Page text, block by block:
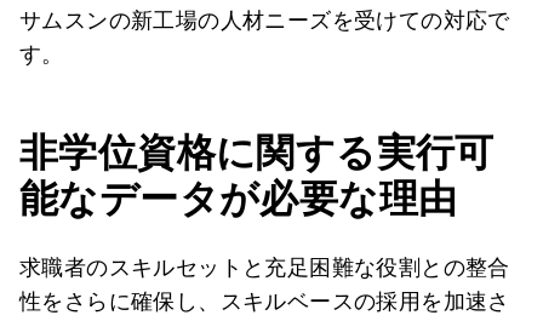
サムスンの新工場の人材ニーズを受けての対応で
す。
非学位資格に関する実行可
能なデータが必要な理由
求職者のスキルセットと充足困難な役割との整合
性をさらに確保し、スキルベースの採用を加速さ